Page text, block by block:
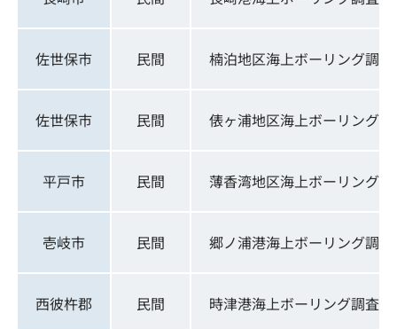
佐世保市 民間 楠泊地区海上ボーリング調査
佐世保市 民間 俵ヶ浦地区海上ボーリング
平戸市 民間 薄香湾地区海上ボーリング
壱岐市 民間 郷ノ浦港海上ボーリング調査
西彼杵郡 民間 時津港海上ボーリング調査